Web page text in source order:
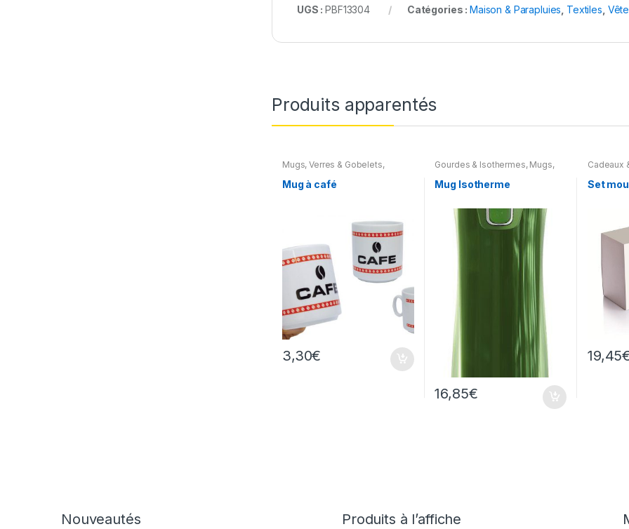
UGS :PBF13304 Catégories : Maison & Parapluies Textiles
Produits apparentés
Mugs, Verres & Gobelets,
Maison & Parapluies
table
Mug à café
3,30€
Gourdes & Isothermes, Mugs,
Maison &
Parapluies,Art de la table
Mug Isotherme
16,85€
Cadeaux
table,
Cuisine,
Set
19,45
Nouveautés Produits à l’affiche